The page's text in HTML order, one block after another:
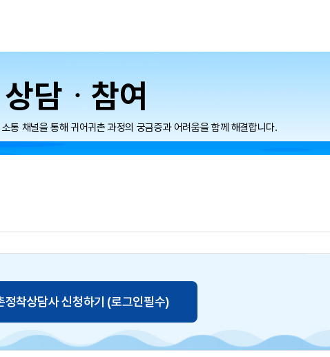
상담ᆞ참여
통 채널을 통해 귀어귀촌 과정의 궁금증과 어려움을 함께 해결합니다.
정착상담사 신청하기 (로그인필수)